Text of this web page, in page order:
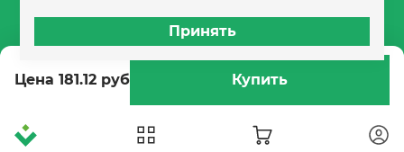
Цена 181.12 руб Купить
Контейнеры
Бумага офисная
Гигиеническая продукция
Принять